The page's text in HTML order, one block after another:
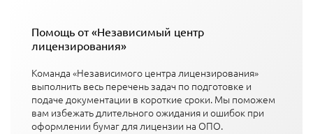
Помощь от «Независимый центр
лицензирования»
Команда «Независимого центра лицензирования»
выполнить весь перечень задач по подготовке и
подаче документации в короткие сроки. Мы поможем
вам избежать длительного ожидания и ошибок при
оформлении бумаг для лицензии на ОПО.